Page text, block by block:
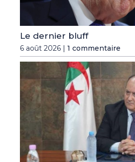
Le dernier bluff
6 août 2026 | 1 commentaire